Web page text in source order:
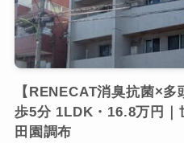
【RENECAT消臭抗菌×
歩5分 1LDK・16.8万円｜
田園調布